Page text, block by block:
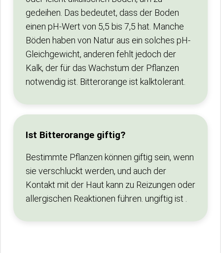
gedeihen. Das bedeutet, dass der Boden
einen pH-Wert von 5,5 bis 7,5 hat. Manche
Böden haben von Natur aus ein solches pH-
Gleichgewicht, anderen fehlt jedoch der
Kalk, der für das Wachstum der Pflanzen
notwendig ist. Bitterorange ist kalktolerant.
Ist Bitterorange giftig?
Bestimmte Pflanzen können giftig sein, wenn
sie verschluckt werden, und auch der
Kontakt mit der Haut kann zu Reizungen oder
allergischen Reaktionen führen. ungiftig ist .